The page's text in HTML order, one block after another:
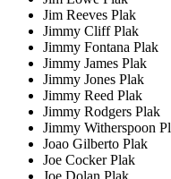
Jim Reeves Plak
Jimmy Cliff Plak
Jimmy Fontana Plak
Jimmy James Plak
Jimmy Jones Plak
Jimmy Reed Plak
Jimmy Rodgers Plak
Jimmy Witherspoon
Joao Gilberto Plak
Joe Cocker Plak
Joe Dolan Plak